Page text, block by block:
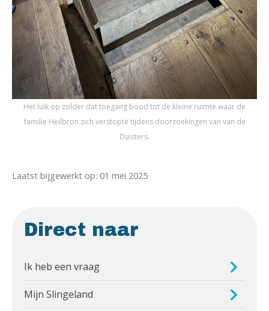
Het luik op zolder dat toegang bood tot de kleine ruimte waar de
familie Heilbron zich verstopte tijdens doorzoekingen van van de
Duisters.
Laatst bijgewerkt op: 01 mei 2025
Direct naar
Ik heb een vraag
Mijn Slingeland